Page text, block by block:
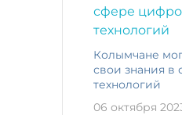
Колымчане
свои знания
технологий
06 октября